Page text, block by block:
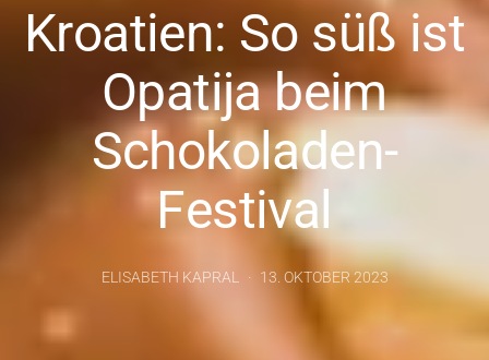
Kroatien: So süß ist
Opatija beim
Schokoladen-
Festival
ELISABETH KAPRAL 13. OKTOBER 2023